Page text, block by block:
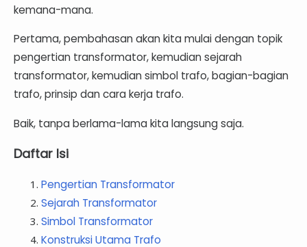
kemana-mana.
Pertama, pembahasan akan kita mulai dengan topik
pengertian transformator, kemudian sejarah
transformator, kemudian simbol trafo, bagian-bagian
trafo, prinsip dan cara kerja trafo.
Baik, tanpa berlama-lama kita langsung saja.
Daftar Isi
Pengertian Transformator
Sejarah Transformator
Simbol Transformator
Konstruksi Utama Trafo